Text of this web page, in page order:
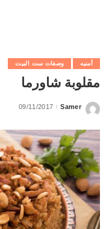
أمنيه وصفات ست البيت
مقلوبة شاورما
Posted
Samer
09/11/2017